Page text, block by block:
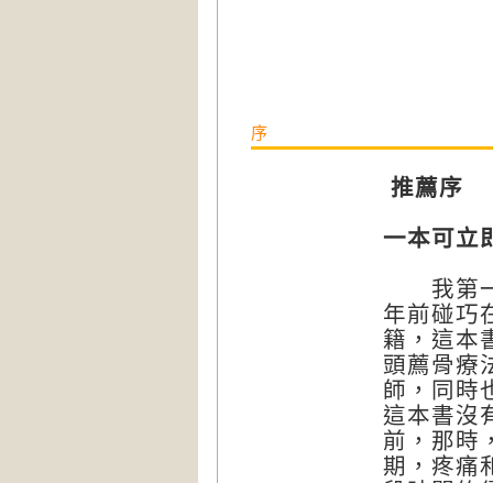
序
推薦序
一本可立
我第一
年前碰巧
籍，這本
頭薦骨療
師，同時
這本書沒
前，那時
期，疼痛